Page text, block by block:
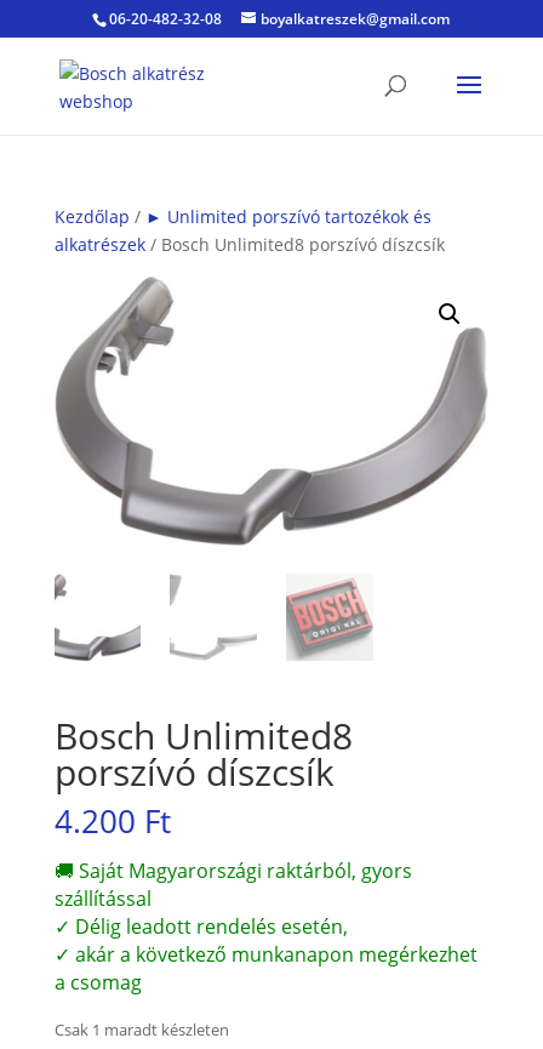
06-20-482-32-08 boyalkatreszek@gmail.com
Kezdőlap / ► Unlimited porszívó tartozékok és
alkatrészek/ Bosch Unlimited8 porszívó díszcsík
Bosch Unlimited8
porszívó díszcsík
4.200 Ft
🚚 Saját Magyarországi raktárból, gyors
szállítással
✓ Délig leadott rendelés esetén,
✓ akár a következő munkanapon megérkezhet
a csomag
Csak 1 maradt készleten